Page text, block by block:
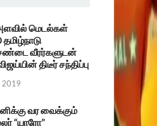
மெடல்கள்
வீரர்களுடன்
திடீர் சந்திப்பு
2019
வர வைக்கும்
“யாரோ”